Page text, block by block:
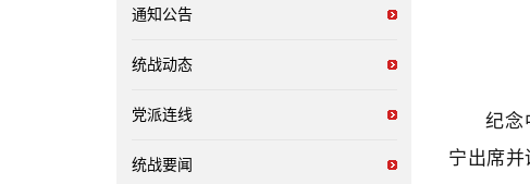
通知公告
统战动态
党派连线
统战要闻
纪念
宁出席